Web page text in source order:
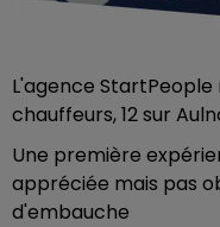
L'agence
chauffeurs, 12 sur
Une première
appréciée mais pas
d'embauche